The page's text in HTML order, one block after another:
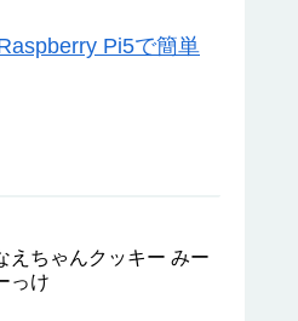
Pi5で簡単
えちゃんクッキー みー
っけ